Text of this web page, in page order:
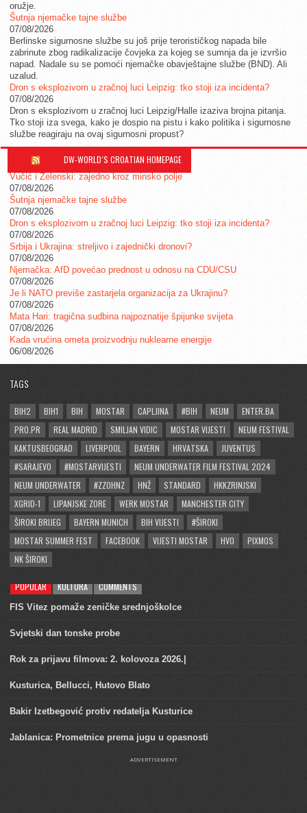
oružje.
Šutnja njemačke tajne službe
07/08/2026
Berlinske sigurnosne službe su još prije terorističkog napada bile
zabrinute zbog radikalizacije čovjeka za kojeg se sumnja da je izvršio
napad. Nadale su se pomoći njemačke obavještajne službe (BND). Ali
uzalud.
Dron s eksplozivom u zračnoj luci Leipzig: tko stoji iza incidenta?
07/08/2026
Dron s eksplozivom u zračnoj luci Leipzig/Halle izaziva brojna pitanja.
Tko stoji iza svega, kako je dospio na pistu i kako politika i sigurnosne
službe reagiraju na ovaj sigurnosni propust?
DW-WORLD´S CROATIAN HOMEPAGE
Vučić i Zelenski: zajedno kroz minsko polje
07/08/2026
Šutnja njemačke tajne službe
07/08/2026
Dron s eksplozivom u zračnoj luci Leipzig: tko stoji iza incidenta?
07/08/2026
Srbija i Ukrajina: streljivo i zajednički dronovi?
07/08/2026
Njemačka: AfD povećao prednost u odnosu na CDU/CSU
07/08/2026
Je li NATO previše zastarjela organizacija za Ukrajinu?
07/08/2026
Mata Hari: tragična sudbina najpoznatije špijunke svijeta
07/08/2026
Kada vrućina ometa proizvodnju nuklearne energije
06/08/2026
TAGS
BIH2 BIH1 BIH MOSTAR CAPLJINA #BIH NEUM
ENTER.BA
PRO.PR
REAL MADRID SMILJAN VIDIC MOSTAR VIJESTI
NEUM FESTIVAL
KAKTUSBEOGRAD
LIVERPOOL BAYERN HRVATSKA
JUVENTUS
#SARAJEVO
#MOSTARVIJESTI
NEUM UNDERWATER FILM FESTIVAL 2024
NEUM UNDERWATER
#ZZOHNZ HNŽ STANDARD
HKKZRINJSKI
XGRID-1
LIPANJSKE ZORE WERK MOSTAR
MANCHESTER CITY
ŠIROKI BRIJEG
BAYERN MUNICH BIH VIJESTI
#ŠIROKI
MOSTAR SUMMER FEST
FACEBOOK VIJESTI MOSTAR HVO
PIXMOS
NK ŠIROKI
POPULAR KULTURA COMMENTS
FIS Vitez pomaže zeničke srednjoškolce
Svjetski dan tonske probe
Rok za prijavu filmova: 2. kolovoza 2026.|
Kusturica, Bellucci, Hutovo Blato
Bakir Izetbegović protiv redatelja Kusturice
Jablanica: Prometnice prema jugu u opasnosti
ADVERTISEMENT